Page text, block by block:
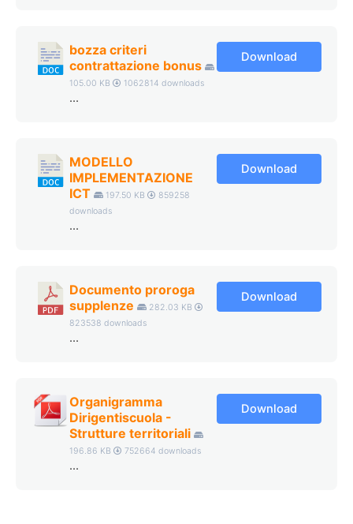
bozza criteri
contrattazione bonus
105.00 KB 1062814 downloads
...
Download
MODELLO
IMPLEMENTAZIONE
ICT
197.50 KB
859258
downloads
...
Download
Documento proroga
supplenze
282.03 KB
823538 downloads
...
Download
Organigramma
Dirigentiscuola -
Strutture territoriali
196.86 KB 752664 downloads
...
Download